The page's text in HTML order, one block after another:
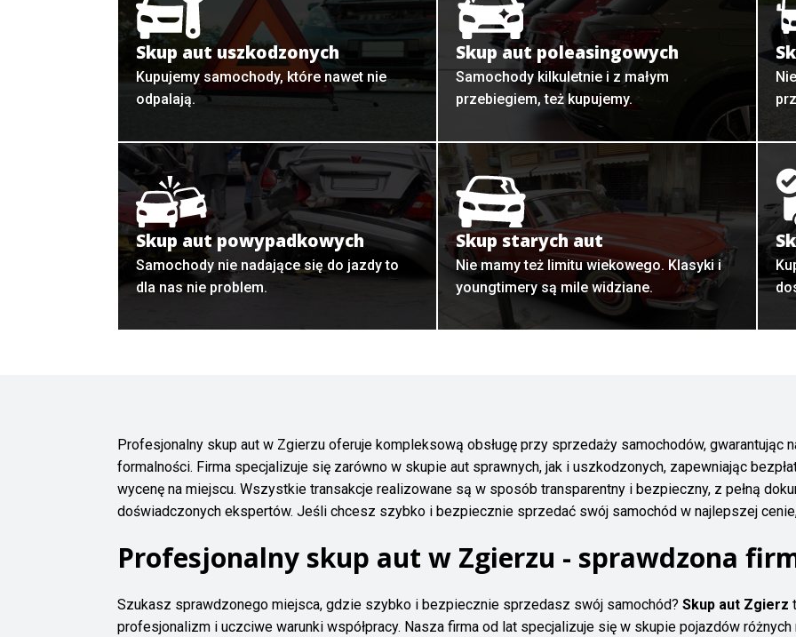
Skup aut uszkodzonych
Kupujemy samochody, które nawet nie
odpalają.
Skup aut poleasingowych
Samochody kilkuletnie i z małym
przebiegiem, też kupujemy.
Skup aut powypadkowych
Samochody nie nadające się do jazdy to
dla nas nie problem.
Skup starych aut
Nie mamy też limitu wiekowego. Klasyki i
youngtimery są mile widziane.
Profesjonalny skup aut w Zgierzu oferuje kompleksową obsługę przy sprzedaży samochodów, gwarantując
formalności. Firma specjalizuje się zarówno w skupie aut sprawnych, jak i uszkodzonych, zapewniając
wycenę na miejscu. Wszystkie transakcje realizowane są w sposób transparentny i bezpieczny, z pełną
doświadczonych ekspertów. Jeśli chcesz szybko i bezpiecznie sprzedać swój samochód w najlepszej
Profesjonalny skup aut w Zgierzu - sprawdzona
Szukasz sprawdzonego miejsca, gdzie szybko i bezpiecznie sprzedasz swój samochód? Skup aut Zgierz
profesjonalizm i uczciwe warunki współpracy. Nasza firma od lat specjalizuje się w skupie pojazdów